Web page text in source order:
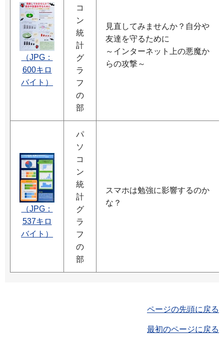
（JPG：
600キロ
バイト）
コ
ン
統
計
グ
ラ
フ
の
部
見直してみませんか？自分や
友達を守るために
～インターネット上の悪魔か
らの攻撃～
（JPG：
537キロ
バイト）
パ
ソ
コ
ン
統
計
グ
ラ
フ
の
部
スマホは勉強に影響するのか
な？
ページの先頭に戻る
最初のページに戻る